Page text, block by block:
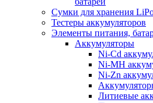
Сумки для хранения
Тестеры аккумуляторов
Элементы питания,
Аккумуляторы
Ni-Cd
Ni-MH
Ni-Zn
Литиевые